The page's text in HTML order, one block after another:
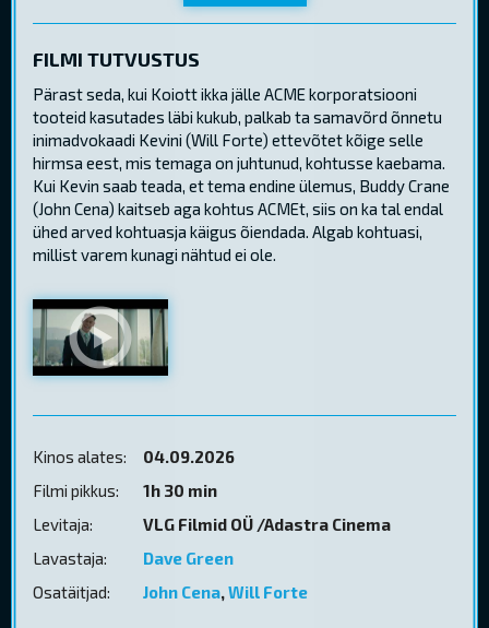
FILMI TUTVUSTUS
Pärast seda, kui Koiott ikka jälle ACME korporatsiooni
tooteid kasutades läbi kukub, palkab ta samavõrd õnnetu
inimadvokaadi Kevini (Will Forte) ettevõtet kõige selle
hirmsa eest, mis temaga on juhtunud, kohtusse kaebama.
Kui Kevin saab teada, et tema endine ülemus, Buddy Crane
(John Cena) kaitseb aga kohtus ACMEt, siis on ka tal endal
ühed arved kohtuasja käigus õiendada. Algab kohtuasi,
millist varem kunagi nähtud ei ole.
Kinos alates:
04.09.2026
Filmi pikkus:
1h 30 min
Levitaja:
VLG Filmid OÜ /Adastra Cinema
Lavastaja:
Dave Green
Osatäitjad:
John Cena,Will Forte